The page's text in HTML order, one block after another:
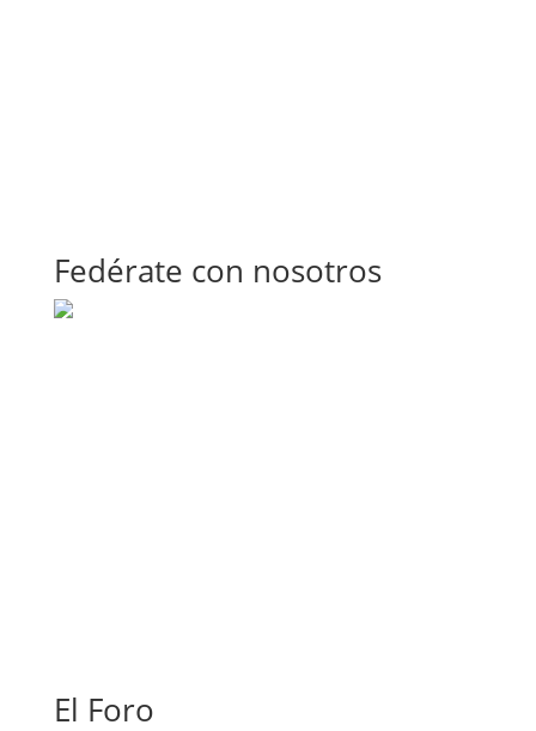
Fedérate con nosotros
El Foro